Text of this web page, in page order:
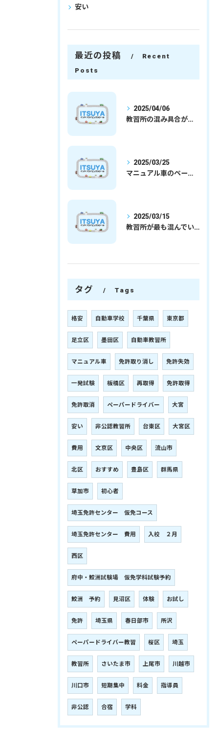
安い
最近の投稿
Recent
Posts
2025/04/06
教習所の混み具合が減ってきました
2025/03/25
マニュアル車のペーパードライバー
2025/03/15
教習所が最も混んでいる時期
タグ Tags
格安 自動車学校 千葉県 東京都
足立区 墨田区 自動車教習所
マニュアル車 免許取り消し 免許失効
一発試験 板橋区 再取得 免許取得
免許取消 ペーパードライバー 大宮
安い 非公認教習所 台東区 大宮区
費用 文京区 中央区 流山市
北区 おすすめ 豊島区 群馬県
草加市 初心者
埼玉免許センター 仮免コース
埼玉免許センター 費用 入校 ２月
西区
府中・鮫洲試験場 仮免学科試験予約
鮫洲 予約 見沼区 体験 お試し
免許 埼玉県 春日部市 所沢
ペーパードライバー教習 桜区 埼玉
教習所 さいたま市 上尾市 川越市
川口市 短期集中 料金 指導員
非公認 合宿 学科